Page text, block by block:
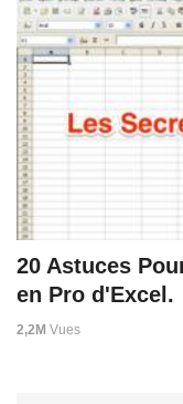
20 Astuces
en Pro d'Excel.
2,2M Vues